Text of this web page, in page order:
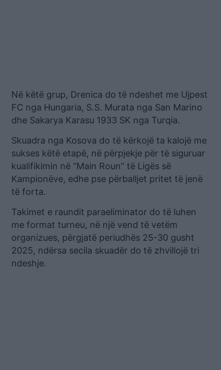
Në këtë grup, Drenica do të ndeshet me Ujpest
FC nga Hungaria, S.S. Murata nga San Marino
dhe Sakarya Karasu 1933 SK nga Turqia.
Skuadra nga Kosova do të kërkojë ta kalojë me
sukses këtë etapë, në përpjekje për të siguruar
kualifikimin në “Main Roun” të Ligës së
Kampionëve, edhe pse përballjet pritet të jenë
të forta.
Takimet e raundit paraeliminator do të luhen
me format turneu, në një vend të vetëm
organizues, përgjatë periudhës 25-30 gusht
2025, ndërsa secila skuadër do të zhvillojë tri
ndeshje.